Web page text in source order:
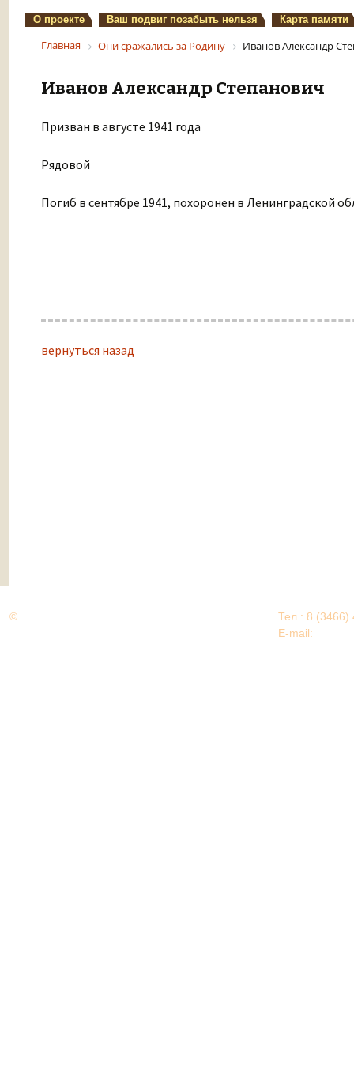
О проекте Ваш подвиг позабыть нельзя Карта памяти
Главная Они сражались за Родину Иванов Александр
Иванов Александр Степанович
Призван в августе 1941 года
Рядовой
Погиб в сентябре 1941, похоронен в Ленинградской
вернуться назад
©
Тел.: 8 (3466)
E-mail: